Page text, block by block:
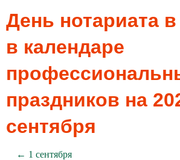
День нотариата
в календаре
праздников на
сентября
← 1 сентября